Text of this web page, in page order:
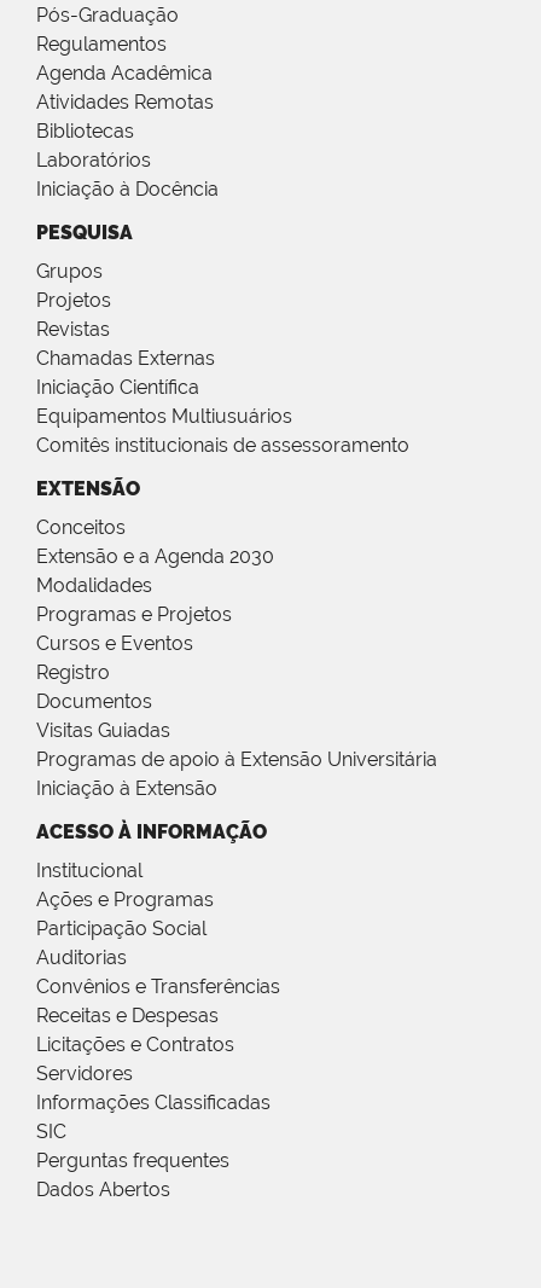
Pós-Graduação
Regulamentos
Agenda Acadêmica
Atividades Remotas
Bibliotecas
Laboratórios
Iniciação à Docência
PESQUISA
Grupos
Projetos
Revistas
Chamadas Externas
Iniciação Científica
Equipamentos Multiusuários
Comitês institucionais de assessoramento
EXTENSÃO
Conceitos
Extensão e a Agenda 2030
Modalidades
Programas e Projetos
Cursos e Eventos
Registro
Documentos
Visitas Guiadas
Programas de apoio à Extensão Universitária
Iniciação à Extensão
ACESSO À INFORMAÇÃO
Institucional
Ações e Programas
Participação Social
Auditorias
Convênios e Transferências
Receitas e Despesas
Licitações e Contratos
Servidores
Informações Classificadas
SIC
Perguntas frequentes
Dados Abertos